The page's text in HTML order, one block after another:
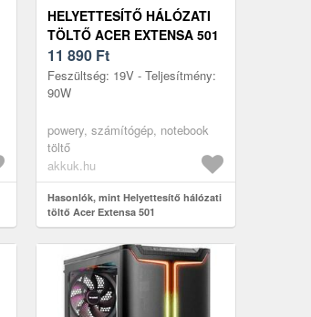
HELYETTESÍTŐ HÁLÓZATI
TÖLTŐ ACER EXTENSA 501
11 890 Ft
Feszültség: 19V - Teljesítmény:
90W
powery, számítógép, notebook
töltő
akkuk.hu
Hasonlók, mint Helyettesítő hálózati
töltő Acer Extensa 501